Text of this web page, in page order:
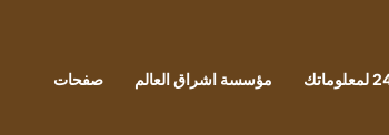
مؤسسة اشراق العالم صفحات